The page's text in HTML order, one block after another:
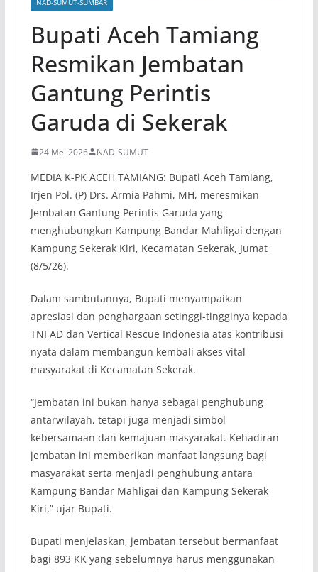
NAD-SUMUT-SUMBAR
Bupati Aceh Tamiang
Resmikan Jembatan
Gantung Perintis
Garuda di Sekerak
24 Mei 2026 NAD-SUMUT
MEDIA K-PK ACEH TAMIANG: Bupati Aceh Tamiang,
Irjen Pol. (P) Drs. Armia Pahmi, MH, meresmikan
Jembatan Gantung Perintis Garuda yang
menghubungkan Kampung Bandar Mahligai dengan
Kampung Sekerak Kiri, Kecamatan Sekerak, Jumat
(8/5/26).
Dalam sambutannya, Bupati menyampaikan
apresiasi dan penghargaan setinggi-tingginya kepada
TNI AD dan Vertical Rescue Indonesia atas kontribusi
nyata dalam membangun kembali akses vital
masyarakat di Kecamatan Sekerak.
“Jembatan ini bukan hanya sebagai penghubung
antarwilayah, tetapi juga menjadi simbol
kebersamaan dan kemajuan masyarakat. Kehadiran
jembatan ini memberikan manfaat langsung bagi
masyarakat serta menjadi penghubung antara
Kampung Bandar Mahligai dan Kampung Sekerak
Kiri,” ujar Bupati.
Bupati menjelaskan, jembatan tersebut bermanfaat
bagi 893 KK yang sebelumnya harus menggunakan